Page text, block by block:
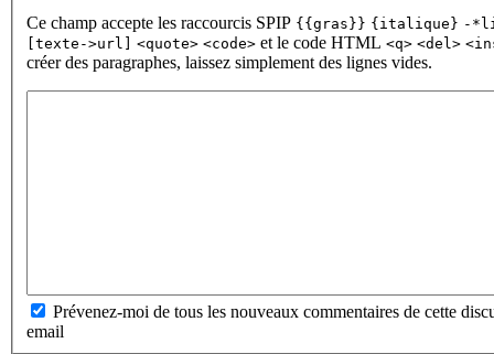
Ce champ accepte les raccourcis SPIP {{gras}} {italique} -
[texte->url]
<quote> <code> et le code HTML <q> <del>
créer des paragraphes, laissez simplement des lignes vides.
Prévenez-moi de tous les nouveaux commentaires de cette
email